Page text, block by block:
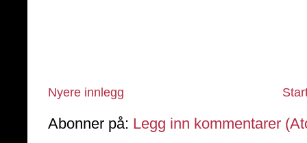
Nyere innlegg
Abonner på: Legg inn kommentarer